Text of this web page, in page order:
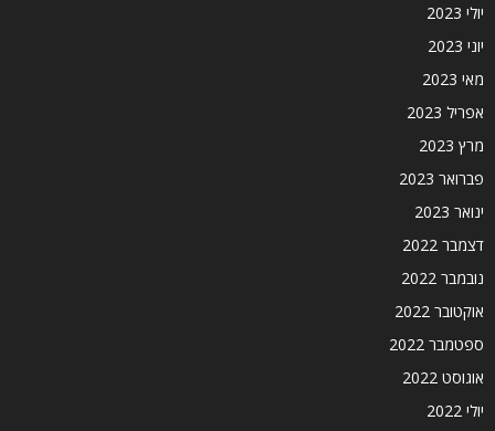
יולי 2023
יוני 2023
מאי 2023
אפריל 2023
מרץ 2023
פברואר 2023
ינואר 2023
דצמבר 2022
נובמבר 2022
אוקטובר 2022
ספטמבר 2022
אוגוסט 2022
יולי 2022